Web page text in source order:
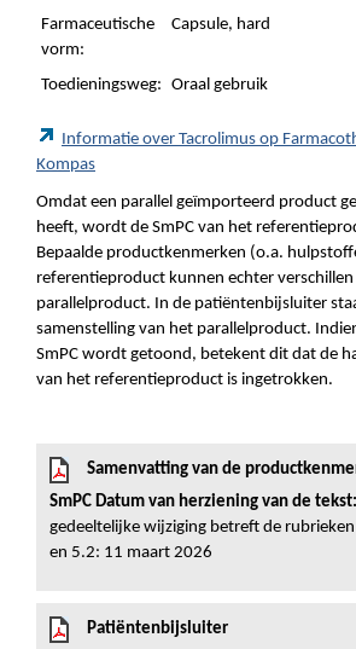
Farmaceutische
vorm:
Capsule, hard
Toedieningsweg: Oraal gebruik
Informatie over Tacrolimus op
Kompas
Omdat een parallel geïmporteerd product
heeft, wordt de SmPC van het
Bepaalde productkenmerken (o.a.
referentieproduct kunnen echter
parallelproduct. In de patiëntenbijsluiter
samenstelling van het parallelproduct.
SmPC wordt getoond, betekent dit dat de
van het referentieproduct is ingetrokken.
Samenvatting van de
SmPC Datum van herziening van de tekst:
gedeeltelijke wijziging betreft de
en 5.2: 11 maart 2026
Patiëntenbijsluiter